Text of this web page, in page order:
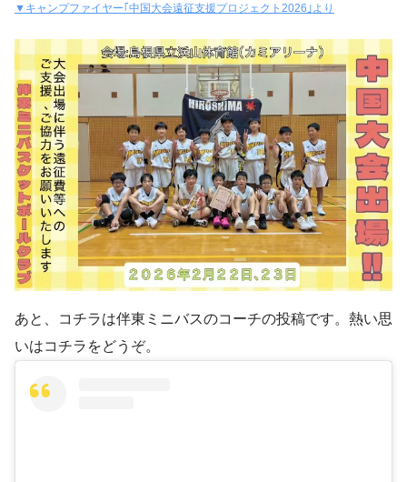
▼キャンプファイヤー｢中国大会遠征支援プロジェクト2026｣より
あと、コチラは伴東ミニバスのコーチの投稿です。熱い思
いはコチラをどうぞ。